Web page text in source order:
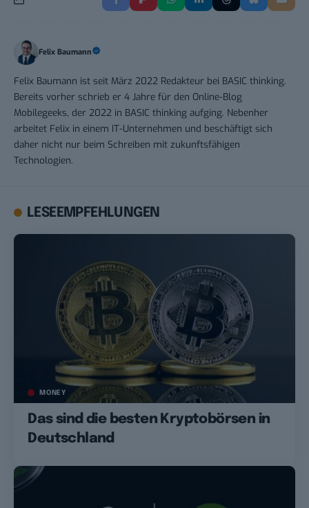
Felix Baumann
Felix Baumann ist seit März 2022 Redakteur bei BASIC thinking.
Bereits vorher schrieb er 4 Jahre für den Online-Blog
Mobilegeeks, der 2022 in BASIC thinking aufging. Nebenher
arbeitet Felix in einem IT-Unternehmen und beschäftigt sich
daher nicht nur beim Schreiben mit zukunftsfähigen
Technologien.
LESEEMPFEHLUNGEN
MONEY
Das sind die besten Kryptobörsen in
Deutschland